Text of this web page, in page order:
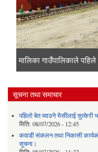
मालिका गाउँपालिकाको
मालिका गाउँपालिकाले
जनप्रतिनिधी र
दोर्सो गाउँसभाको पहिलो
सूचना तथा समाचार
पहिलो बेत व्याउने भैसींलाई सुत्केरी
मिति: 08/07/2026 - 12:45
कवाडी संकलन तथा निकासी
सूचना।